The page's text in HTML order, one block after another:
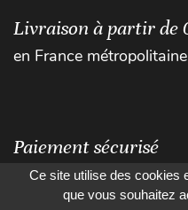
Livraison à partir de
en France métropolitaine
Paiement sécurisé
Ce site utilise des cookies
que vous souhaitez